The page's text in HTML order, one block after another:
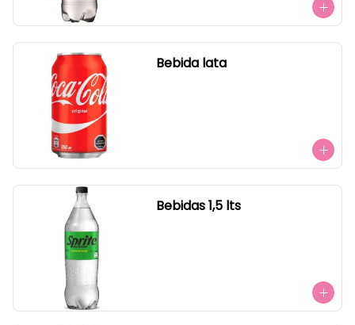
Bebida lata
Bebidas 1,5 lts